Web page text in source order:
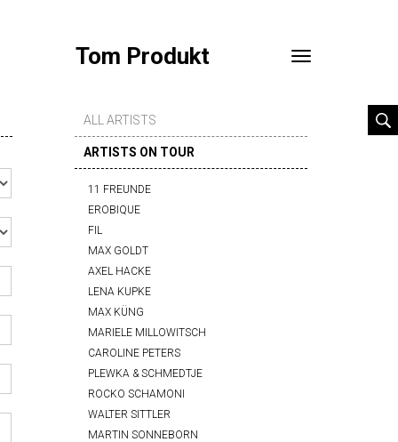
Tom Produkt
Toggle
ALL ARTISTS
ARTISTS ON TOUR
11 FREUNDE
EROBIQUE
FIL
MAX GOLDT
AXEL HACKE
LENA KUPKE
MAX KÜNG
MARIELE MILLOWITSCH
CAROLINE PETERS
PLEWKA & SCHMEDTJE
ROCKO SCHAMONI
WALTER SITTLER
MARTIN SONNEBORN